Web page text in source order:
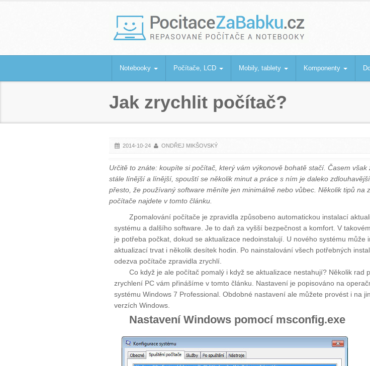
PocitaceZaBabku.cz
Repasované počítače a notebooky
Notebooky Počítače, LCD Mobily, tablety Komponenty
Jak zrychlit počítač?
2014-10-24 ONDŘEJ MIKŠOVSKÝ
Určitě to znáte: koupíte si počítač, který vám výkonově bohatě stačí. Časem však
stále línější a línější, spouští se několik minut a práce s ním je daleko
přesto, že používaný software měníte jen minimálně nebo vůbec. Několik tipů na
počítače najdete v tomto článku.
Zpomalování počítače je zpravidla způsobeno automatickou instalací
systému a dalšího software. Je to daň za vyšší bezpečnost a komfort. V
je potřeba počkat, dokud se aktualizace nedoinstalují. U nového systému může
aktualizací trvat i několik desítek hodin. Po nainstalování všech potřebných
odezva počítače zpravidla zrychlí.
Co když je ale počítač pomalý i když se aktualizace nestahují? Několik rad
zrychlení PC vám přinášíme v tomto článku. Nastavení je popisováno na
systému Windows 7 Professional. Obdobné nastavení ale můžete provést i na
verzích Windows.
Nastavení Windows pomocí msconfig.exe